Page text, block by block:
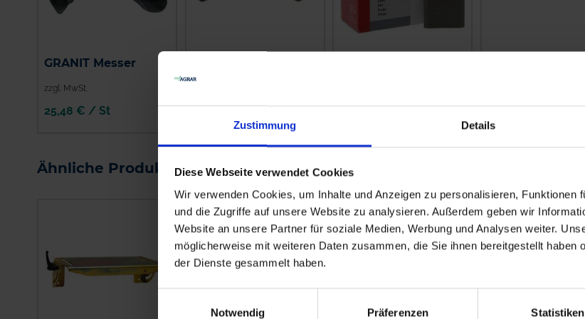
Zustimmung Details
Diese Webseite verwendet Cookies
Wir verwenden Cookies, um Inhalte und Anzeigen zu personalisieren, Funktionen
und die Zugriffe auf unsere Website zu analysieren. Außerdem geben wir
Website an unsere Partner für soziale Medien, Werbung und Analysen weiter.
möglicherweise mit weiteren Daten zusammen, die Sie ihnen bereitgestellt haben
der Dienste gesammelt haben.
Notwendig
Präferenzen Statistiken
GRANIT Messer
zzgl. MwSt.
25,48 € / St 30,77 € / St
GRANIT Klingen, 25
15,04 € / St
GRANIT Klingen
25,09 € / St
Ähnliche Produkte